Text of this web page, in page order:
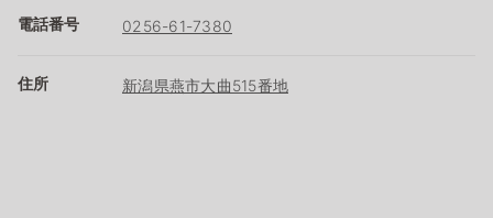
電話番号 0256-61-7380
住所 新潟県燕市大曲515番地